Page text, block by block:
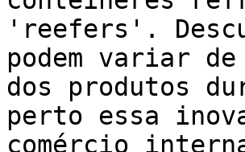
'reefers'.
podem variar
dos produtos
perto essa
comércio